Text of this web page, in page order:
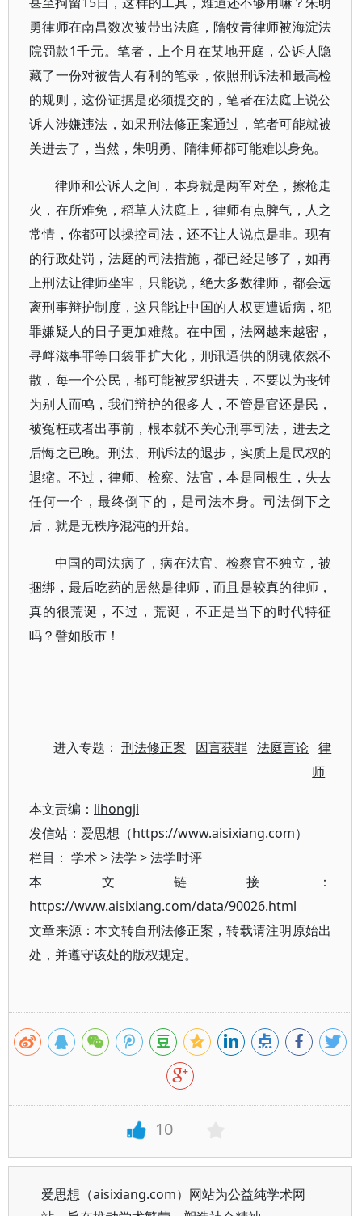
勇律师在南昌数次被带出法庭，隋牧青律师被海淀法
院罚款1千元。笔者，上个月在某地开庭，公诉人隐
藏了一份对被告人有利的笔录，依照刑诉法和最高检
的规则，这份证据是必须提交的，笔者在法庭上说公
诉人涉嫌违法，如果刑法修正案通过，笔者可能就被
关进去了，当然，朱明勇、隋律师都可能难以身免。
律师和公诉人之间，本身就是两军对垒，擦枪走
火，在所难免，稻草人法庭上，律师有点脾气，人之
常情，你都可以操控司法，还不让人说点是非。现有
的行政处罚，法庭的司法措施，都已经足够了，如再
上刑法让律师坐牢，只能说，绝大多数律师，都会远
离刑事辩护制度，这只能让中国的人权更遭诟病，犯
罪嫌疑人的日子更加难熬。在中国，法网越来越密，
寻衅滋事罪等口袋罪扩大化，刑讯逼供的阴魂依然不
散，每一个公民，都可能被罗织进去，不要以为丧钟
为别人而鸣，我们辩护的很多人，不管是官还是民，
被冤枉或者出事前，根本就不关心刑事司法，进去之
后悔之已晚。刑法、刑诉法的退步，实质上是民权的
退缩。不过，律师、检察、法官，本是同根生，失去
任何一个，最终倒下的，是司法本身。司法倒下之
后，就是无秩序混沌的开始。
中国的司法病了，病在法官、检察官不独立，被
捆绑，最后吃药的居然是律师，而且是较真的律师，
真的很荒诞，不过，荒诞，不正是当下的时代特征
吗？譬如股市！
进入专题：刑法修正案 因言获罪 法庭言论 律
师
本文责编： lihongji
发信站：爱思想（https://www.aisixiang.com）
栏目： 学术>法学 >法学时评
本文链接：
https://www.aisixiang.com/data/90026.html
文章来源：本文转自刑法修正案，转载请注明原始出
处，并遵守该处的版权规定。
10
爱思想（aisixiang.com）网站为公益纯学术网